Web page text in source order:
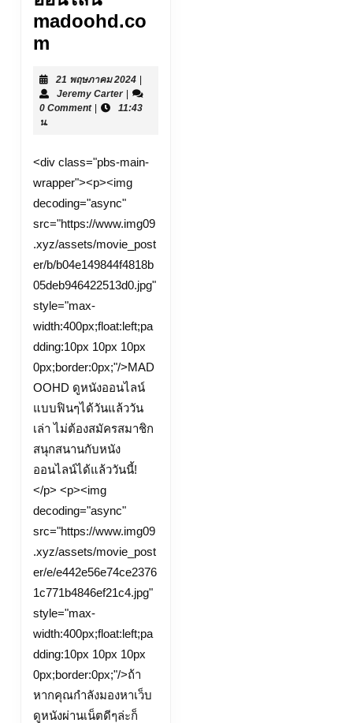
madoohd.co
m
เวป
ไซต์
หนัง
ออนไลน์
ฟรี
24
ชั่วโมง
16
ก.ค.
24
หนัง
ฟรีออน
ไลน์
เว็บ
หนัง
ใหม่
หนัง
ออนไลน์
หนัง
ฟรี
Top
40
by
Wilson
ดู
หนัง
ออนไลน์
madoohd.com
21 พฤษภาคม 202421
พฤษภาคม
2024
|
Jeremy CarterJeremy
Carter
|
0 Comment |
11:43
น.
<div class="pbs-main-
wrapper"><p><img
decoding="async"
src="https://www.img09
.xyz/assets/movie_post
er/b/b04e149844f4818b
05deb946422513d0.jpg"
style="max-
width:400px;float:left;pa
dding:10px 10px 10px
0px;border:0px;"/>MAD
OOHD ดูหนังออนไลน์
แบบฟินๆได้วันแล้ววัน
เล่า ไม่ต้องสมัครสมาชิก
สนุกสนานกับหนัง
ออนไลน์ได้แล้ววันนี้!
</p> <p><img
decoding="async"
src="https://www.img09
.xyz/assets/movie_post
er/e/e442e56e74ce2376
1c771b4846ef21c4.jpg"
style="max-
width:400px;float:left;pa
dding:10px 10px 10px
0px;border:0px;"/>ถ้า
หากคุณกำลังมองหาเว็บ
ดูหนังผ่านเน็ตดีๆล่ะก็